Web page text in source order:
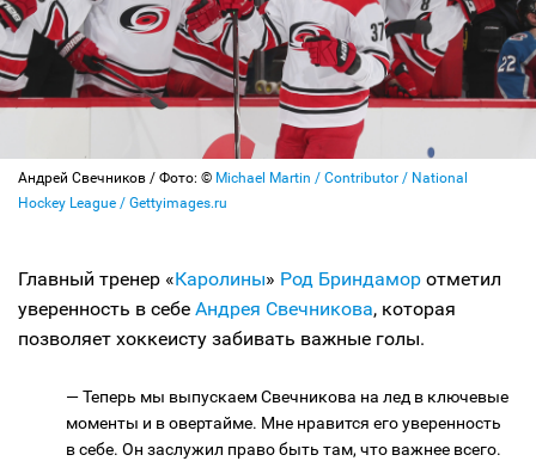
Андрей Свечников / Фото: © Michael Martin / Contributor / National
Hockey League / Gettyimages.ru
Главный тренер «Каролины» Род Бриндамор отметил
уверенность в себе Андрея Свечникова, которая
позволяет хоккеисту забивать важные голы.
— Теперь мы выпускаем Свечникова на лед в ключевые
моменты и в овертайме. Мне нравится его уверенность
в себе. Он заслужил право быть там, что важнее всего.